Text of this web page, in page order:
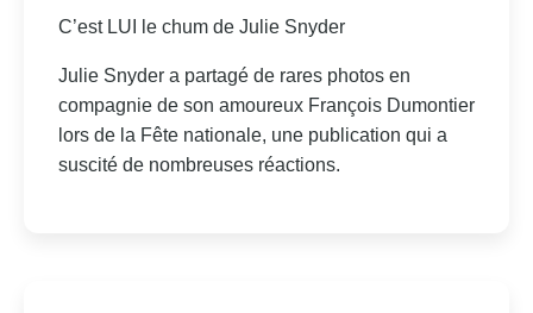
C’est LUI le chum de Julie Snyder
Julie Snyder a partagé de rares photos en
compagnie de son amoureux François Dumontier
lors de la Fête nationale, une publication qui a
suscité de nombreuses réactions.